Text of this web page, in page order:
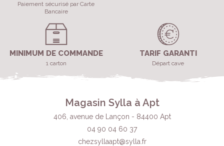
Paiement sécurisé par Carte
Bancaire
MINIMUM DE COMMANDE
1 carton
TARIF GARANTI
Départ cave
Magasin Sylla à Apt
406, avenue de Lançon - 84400 Apt
04 90 04 60 37
chezsyllaapt@sylla.fr